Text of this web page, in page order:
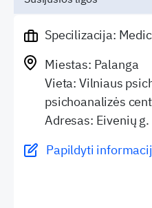
Specilizacija:
Miestas: Palanga
Vieta: Vilniaus
psichoanalizės
Adresas: Eivenių g.
Papildyti